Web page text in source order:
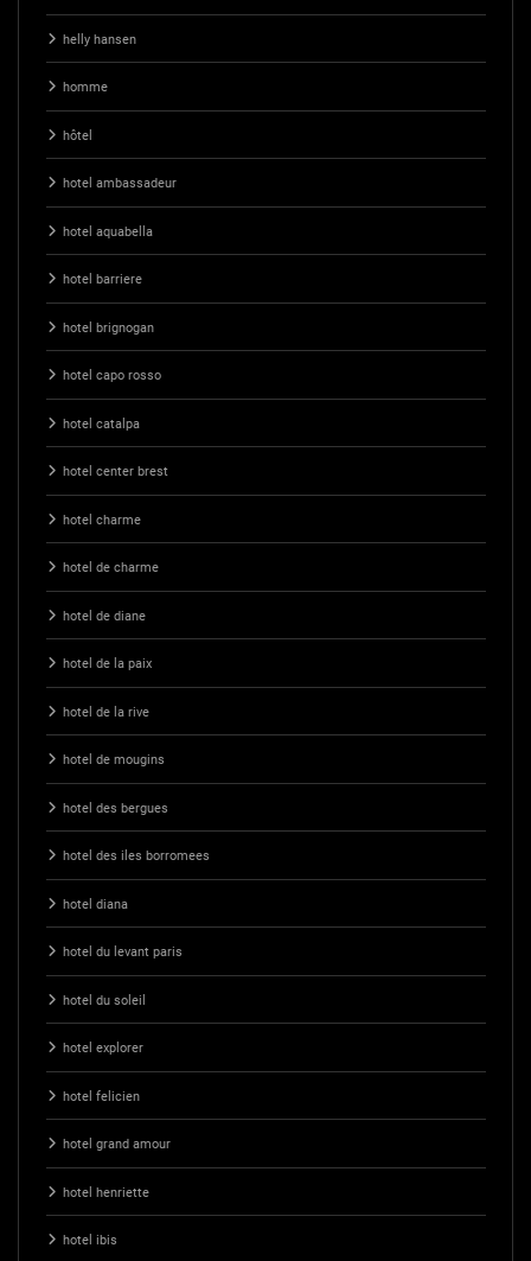
helly hansen
homme
hôtel
hotel ambassadeur
hotel aquabella
hotel barriere
hotel brignogan
hotel capo rosso
hotel catalpa
hotel center brest
hotel charme
hotel de charme
hotel de diane
hotel de la paix
hotel de la rive
hotel de mougins
hotel des bergues
hotel des iles borromees
hotel diana
hotel du levant paris
hotel du soleil
hotel explorer
hotel felicien
hotel grand amour
hotel henriette
hotel ibis